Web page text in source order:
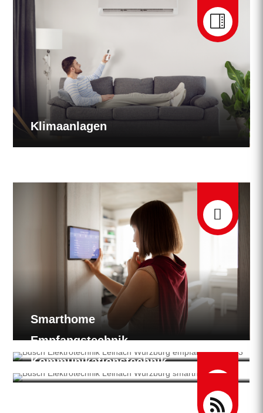


Klimaanlagen

Smarthome
Empfangstechnik

Kommunikationstechnik